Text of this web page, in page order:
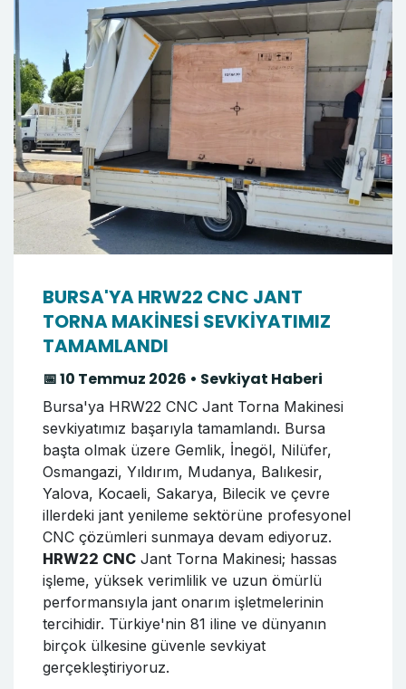
BURSA'YA HRW22 CNC JANT
TORNA MAKİNESİ SEVKİYATIMIZ
TAMAMLANDI
📅 10 Temmuz 2026 • Sevkiyat Haberi
Bursa'ya HRW22 CNC Jant Torna Makinesi
sevkiyatımız başarıyla tamamlandı. Bursa
başta olmak üzere Gemlik, İnegöl, Nilüfer,
Osmangazi, Yıldırım, Mudanya, Balıkesir,
Yalova, Kocaeli, Sakarya, Bilecik ve çevre
illerdeki jant yenileme sektörüne profesyonel
CNC çözümleri sunmaya devam ediyoruz.
HRW22 CNC Jant Torna Makinesi; hassas
işleme, yüksek verimlilik ve uzun ömürlü
performansıyla jant onarım işletmelerinin
tercihidir. Türkiye'nin 81 iline ve dünyanın
birçok ülkesine güvenle sevkiyat
gerçekleştiriyoruz.